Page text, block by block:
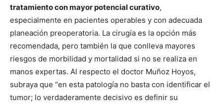
tratamiento con mayor potencial curativo,
especialmente en pacientes operables y con adecuada
planeación preoperatoria. La cirugía es la opción más
recomendada, pero también la que conlleva mayores
riesgos de morbilidad y mortalidad si no se realiza en
manos expertas. Al respecto el doctor Muñoz Hoyos,
subraya que “en esta patología no basta con identificar el
tumor; lo verdaderamente decisivo es definir su